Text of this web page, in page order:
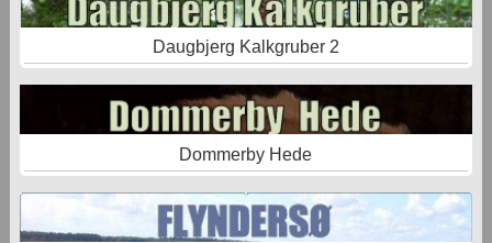
Daugbjerg Kalkgruber 2
Dommerby Hede